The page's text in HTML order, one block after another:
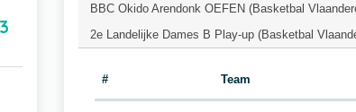
BBC Okido Arendonk OEFEN (Basketbal
2e Landelijke Dames B Play-up (Basketbal
# Team